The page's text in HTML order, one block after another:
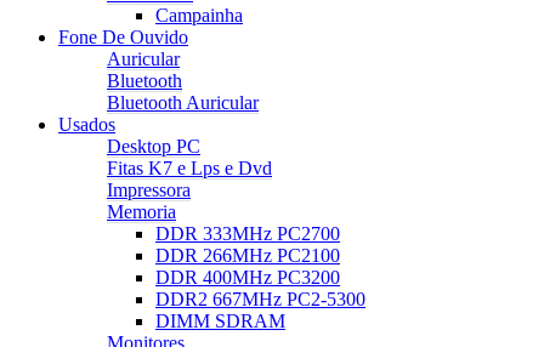
Campainha
Fone De Ouvido
Auricular
Bluetooth
Bluetooth Auricular
Usados
Desktop PC
Fitas K7 e Lps e Dvd
Impressora
Memoria
DDR 333MHz PC2700
DDR 266MHz PC2100
DDR 400MHz PC3200
DDR2 667MHz PC2-5300
DIMM SDRAM